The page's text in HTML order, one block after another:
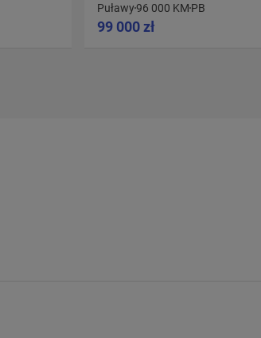
Puławy96 000 KM PB
99 000 zł